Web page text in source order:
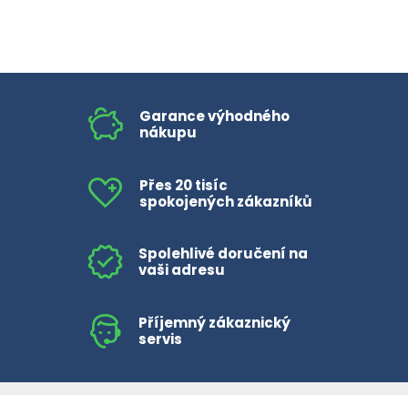
Garance výhodného
nákupu
Přes 20 tisíc
spokojených zákazníků
Spolehlivé doručení na
vaši adresu
Příjemný zákaznický
servis